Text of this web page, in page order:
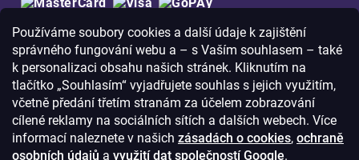
Používáme soubory cookies a další údaje k zajištění
správného fungování webu a – s Vaším souhlasem – také
k personalizaci obsahu našich stránek. Kliknutím na
tlačítko „Souhlasím“ vyjadřujete souhlas s jejich využitím,
včetně předání třetím stranám za účelem zobrazování
cílené reklamy na sociálních sítích a dalších webech. Více
informací naleznete v našich zásadách o cookies, ochraně
osobních údajů a využití dat společností Google.
Doprava:
Nakupujte na FOA bezpečně a bez obav.
Díky HTTPS protokolu jsou Vaše citlivá
data v naprostém bezpečí.